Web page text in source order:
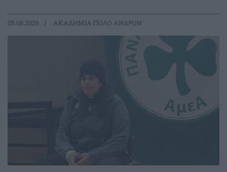
05.08.2026 ΑΚΑΔΗΜΙΑ ΠΟΛΟ ΑΝΔΡΩΝ